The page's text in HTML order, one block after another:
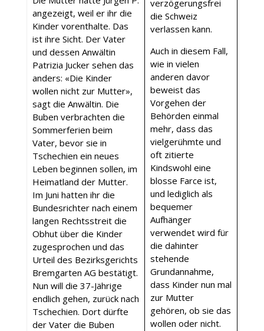
angezeigt, weil er ihr die
Kinder vorenthalte. Das
ist ihre Sicht. Der Vater
und dessen Anwältin
Patrizia Jucker sehen das
anders: «Die Kinder
wollen nicht zur Mutter»,
sagt die Anwältin. Die
Buben verbrachten die
Sommerferien beim
Vater, bevor sie in
Tschechien ein neues
Leben beginnen sollen, im
Heimatland der Mutter.
Im Juni hatten ihr die
Bundesrichter nach einem
langen Rechtsstreit die
Obhut über die Kinder
zugesprochen und das
Urteil des Bezirksgerichts
Bremgarten AG bestätigt.
Nun will die 37-Jährige
endlich gehen, zurück nach
Tschechien. Dort dürfte
der Vater die Buben
verzögerungsfrei
die Schweiz
verlassen kann.
Auch in diesem Fall,
wie in vielen
anderen davor
beweist das
Vorgehen der
Behörden einmal
mehr, dass das
vielgerühmte und
oft zitierte
Kindswohl eine
blosse Farce ist,
und lediglich als
bequemer
Aufhänger
verwendet wird für
die dahinter
stehende
Grundannahme,
dass Kinder nun mal
zur Mutter
gehören, ob sie das
wollen oder nicht.